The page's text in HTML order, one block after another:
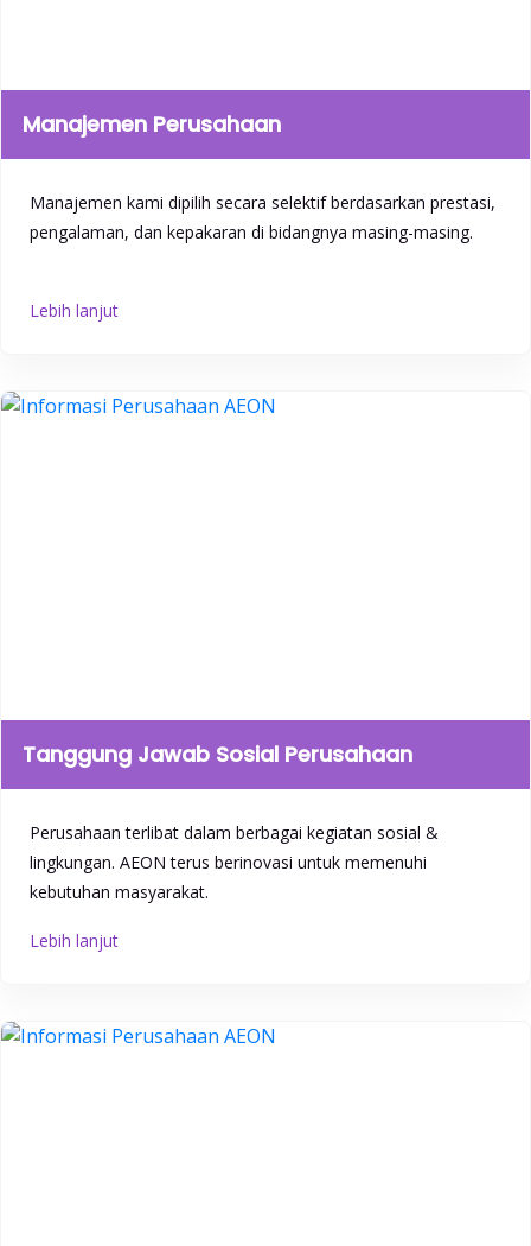
Manajemen Perusahaan
Manajemen kami dipilih secara selektif berdasarkan prestasi,
pengalaman, dan kepakaran di bidangnya masing-masing.
Lebih lanjut
Tanggung Jawab Sosial Perusahaan
Perusahaan terlibat dalam berbagai kegiatan sosial &
lingkungan. AEON terus berinovasi untuk memenuhi
kebutuhan masyarakat.
Lebih lanjut